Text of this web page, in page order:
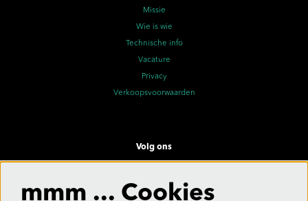
Missie
Wie is wie
Technische info
Vacature
Privacy
Verkoopsvoorwaarden
Volg ons
mmm ... Cookies